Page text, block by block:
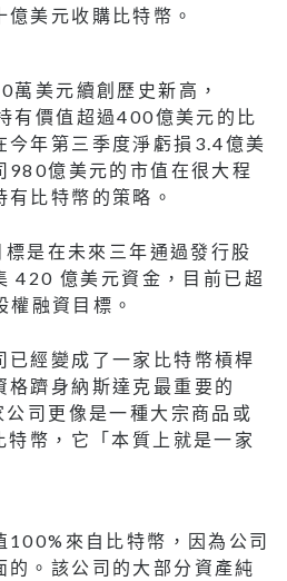
美元收購比特幣。
萬美元續創歷史新高，
價值超過400億美元的比
今年第三季度淨虧損3.4億美
980億美元的市值在很大程
比特幣的策略。
是在未來三年通過發行股
420 億美元資金，目前已超
融資目標。
已經變成了一家比特幣槓桿
格躋身納斯達克最重要的
司更像是一種大宗商品或
幣，它「本質上就是一家
100%來自比特幣，因為公司
的。該公司的大部分資產純